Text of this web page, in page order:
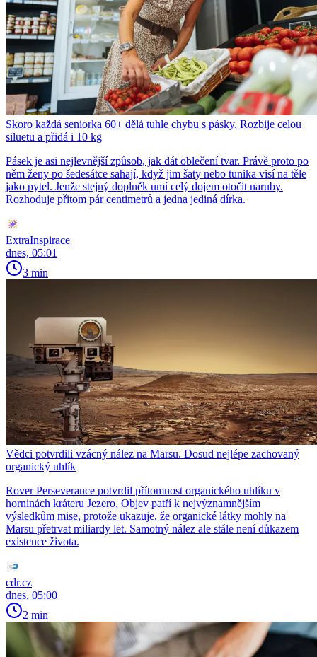
Skoro každá seniorka 60+ dělá tuhle chybu s pásky. Rozbije celou
siluetu a přidá i 10 kg
Pásek je asi nejlevnější způsob, jak dát oblečení tvar. Právě proto po
něm ženy po šedesátce sahají, když jim šaty nebo tunika visí na těle
jako pytel. Jenže stejný doplněk umí celý dojem otočit naruby.
Rozhoduje přitom pár centimetrů a jedna jediná dírka.
ExtraInspirace
dnes, 05:01
3 min
Vědci potvrdili vzácný nález na Marsu. Dosud nejlépe zachovaný
organický uhlík
Rover Perseverance potvrdil přítomnost organického uhlíku v
horninách kráteru Jezero. Objev patří k nejvýznamnějším
výsledkům mise, protože ukazuje, že organické látky mohly na
Marsu přetrvat miliardy let. Samotný nález ale stále není důkazem
existence života.
cdr.cz
dnes, 05:00
2 min